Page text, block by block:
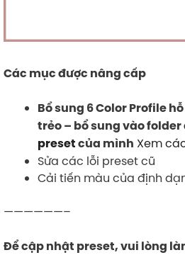
Các mục được nâng cấp
Bổ sung 6 Color Profile
trẻo – bổ sung vào
presetcủa mình Xem
Sửa các lỗi preset cũ
Cải tiến màu của định
——————–
Để cập nhật preset, vui lòng